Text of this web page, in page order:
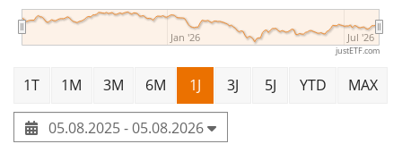
Jan '26 Jul '26
justETF.com
1T 1M 3M 6M 1J 3J 5J YTD MAX
05.08.2025 - 05.08.2026